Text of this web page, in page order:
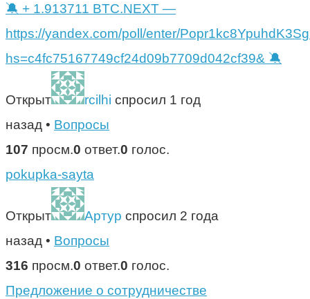
🔕 + 1.913711 BTC.NEXT —
https://yandex.com/poll/enter/
hs=c4fc75167749cf24d09b7709d042cf39& 🔕
Открыт rcilhi спросил 1 год
назад • Вопросы
107 просм.0 ответ.0 голос.
pokupka-sayta
Открыт Артур спросил 2 года
назад • Вопросы
316 просм.0 ответ.0 голос.
Предложение о сотрудничестве